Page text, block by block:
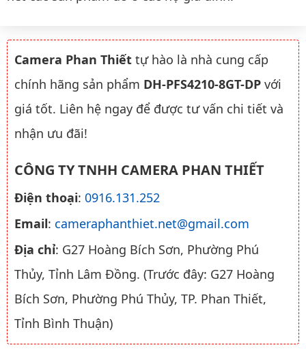
Camera Phan Thiết tự hào là nhà cung cấp
chính hãng sản phẩm DH-PFS4210-8GT-DP với
giá tốt. Liên hệ ngay để được tư vấn chi tiết và
nhận ưu đãi!
CÔNG TY TNHH CAMERA PHAN THIẾT
Điện thoại: 0916.131.252
Email: cameraphanthiet.net@gmail.com
Địa chỉ: G27 Hoàng Bích Sơn, Phường Phú
Thủy, Tỉnh Lâm Đồng. (Trước đây: G27 Hoàng
Bích Sơn, Phường Phú Thủy, TP. Phan Thiết,
Tỉnh Bình Thuận)